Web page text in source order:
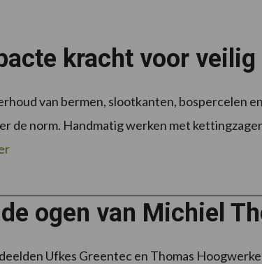
kracht voor
van bermen, slootkanten, bospercelen
de norm. Handmatig werken met
ogen van Michiel
Ufkes Greentec en Thomas